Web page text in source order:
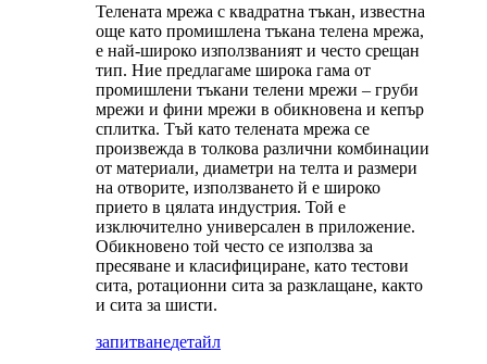
Телената мрежа с квадратна тъкан, известна
още като промишлена тъкана телена мрежа,
е най-широко използваният и често срещан
тип. Ние предлагаме широка гама от
промишлени тъкани телени мрежи – груби
мрежи и фини мрежи в обикновена и кепър
сплитка. Тъй като телената мрежа се
произвежда в толкова различни комбинации
от материали, диаметри на телта и размери
на отворите, използването й е широко
прието в цялата индустрия. Той е
изключително универсален в приложение.
Обикновено той често се използва за
пресяване и класифициране, като тестови
сита, ротационни сита за разклащане, както
и сита за шисти.
запитванедетайл